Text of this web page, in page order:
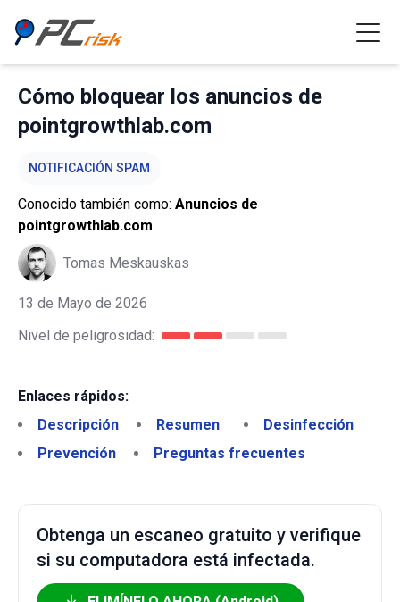
Cómo bloquear los anuncios de
pointgrowthlab.com
NOTIFICACIÓN SPAM
Conocido también como: Anuncios de
pointgrowthlab.com
Tomas Meskauskas
13 de Mayo de 2026
Nivel de peligrosidad:
Enlaces rápidos:
Descripción
Resumen
Desinfección
Prevención
Preguntas frecuentes
Obtenga un escaneo gratuito y verifique
si su computadora está infectada.